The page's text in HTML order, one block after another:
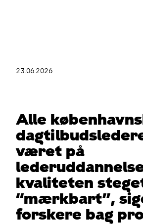
her
23.06.2026
Alle
været på
kvaliteten
“mærkbart”,
forskere bag